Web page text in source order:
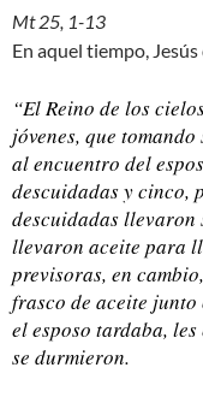
Mt 25, 1-13
En aquel tiempo,
“El Reino de los
jóvenes, que
al encuentro del
descuidadas y cinco,
descuidadas llevaron
llevaron aceite para
previsoras, en
frasco de aceite junto
el esposo tardaba,
se durmieron.